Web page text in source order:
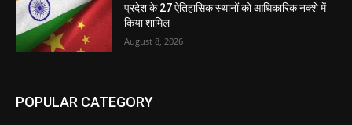
प्रदेश के 27 ऐतिहासिक स्थानों को आधिकारिक नक्शे में
किया शामिल
August 8, 2026
POPULAR CATEGORY